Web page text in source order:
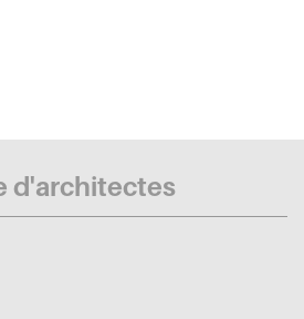
d'architectes